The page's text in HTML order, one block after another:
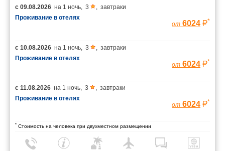
с 09.08.2026 на 1 ночь 3
завтраки
Проживание в отелях
от 6024 *
с 10.08.2026 на 1 ночь 3
завтраки
Проживание в отелях
от 6024 *
с 11.08.2026 на 1 ночь 3
завтраки
Проживание в отелях
от 6024 *
* Стоимость на человека при двухместном размещении